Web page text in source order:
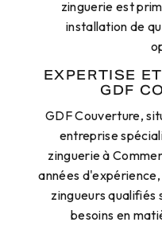
zinguerie est
installation de
EXPERTISE
GDF
GDF Couverture,
entreprise
zinguerie à
années
zingueurs qualifiés
besoins en